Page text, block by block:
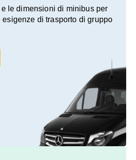
le dimensioni di minibus per
esigenze di trasporto di gruppo